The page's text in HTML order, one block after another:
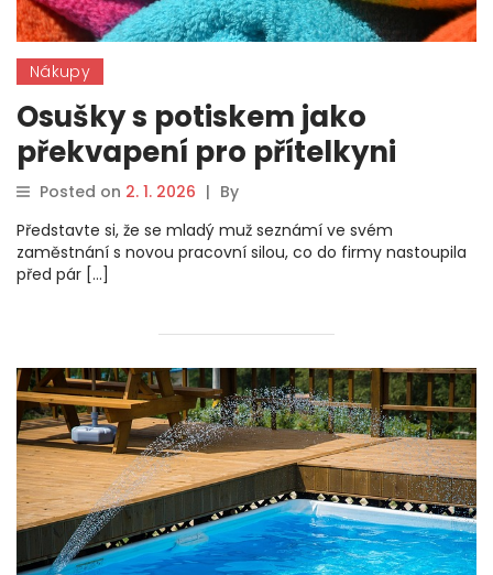
Nákupy
Osušky s potiskem jako
překvapení pro přítelkyni
Posted on 2. 1. 2026 | By
Představte si, že se mladý muž seznámí ve svém
zaměstnání s novou pracovní silou, co do firmy nastoupila
před pár […]